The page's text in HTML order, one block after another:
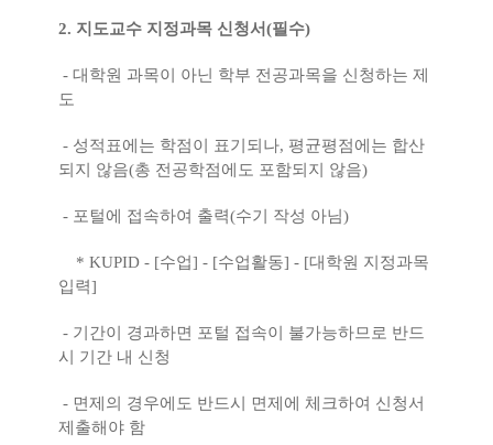
2. 지도교수 지정과목 신청서(필수)
- 대학원 과목이 아닌 학부 전공과목을 신청하는 제
도
- 성적표에는 학점이 표기되나, 평균평점에는 합산
되지 않음(총 전공학점에도 포함되지 않음)
- 포털에 접속하여 출력(수기 작성 아님)
* KUPID - [수업] - [수업활동] - [대학원 지정과목
입력]
- 기간이 경과하면 포털 접속이 불가능하므로 반드
시 기간 내 신청
- 면제의 경우에도 반드시 면제에 체크하여 신청서
제출해야 함